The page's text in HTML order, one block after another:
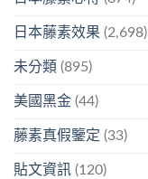
日本藤素效果 (2,698)
未分類 (895)
美國黑金 (44)
藤素真假鑒定 (33)
貼文資訊 (120)